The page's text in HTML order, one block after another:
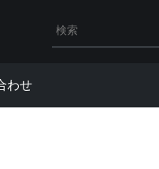
検索キーワード入力
わせ